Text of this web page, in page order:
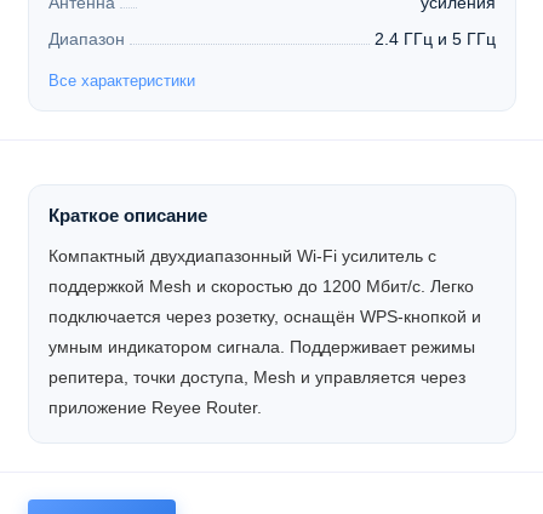
Диапазон
2.4 ГГц и 5 ГГц
Все характеристики
Краткое описание
Компактный двухдиапазонный Wi-Fi усилитель с
поддержкой Mesh и скоростью до 1200 Мбит/с. Легко
подключается через розетку, оснащён WPS-кнопкой и
умным индикатором сигнала. Поддерживает режимы
репитера, точки доступа, Mesh и управляется через
приложение Reyee Router.